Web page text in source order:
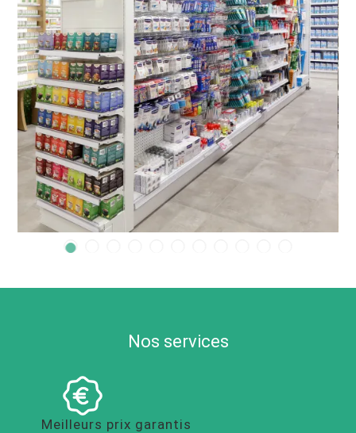
Nos services
Meilleurs prix garantis